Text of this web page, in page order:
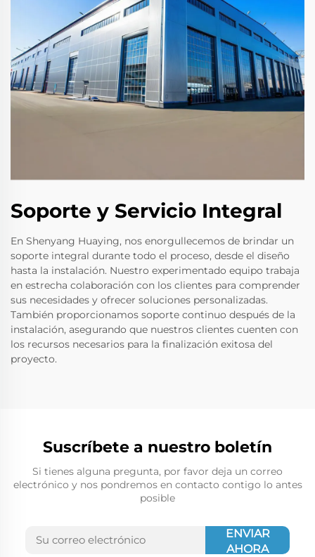
Soporte y Servicio Integral
En Shenyang Huaying, nos enorgullecemos de brindar un
soporte integral durante todo el proceso, desde el diseño
hasta la instalación. Nuestro experimentado equipo trabaja
en estrecha colaboración con los clientes para comprender
sus necesidades y ofrecer soluciones personalizadas.
También proporcionamos soporte continuo después de la
instalación, asegurando que nuestros clientes cuenten con
los recursos necesarios para la finalización exitosa del
proyecto.
Suscríbete a nuestro boletín
Si tienes alguna pregunta, por favor deja un correo
electrónico y nos pondremos en contacto contigo lo antes
posible
ENVIAR
AHORA